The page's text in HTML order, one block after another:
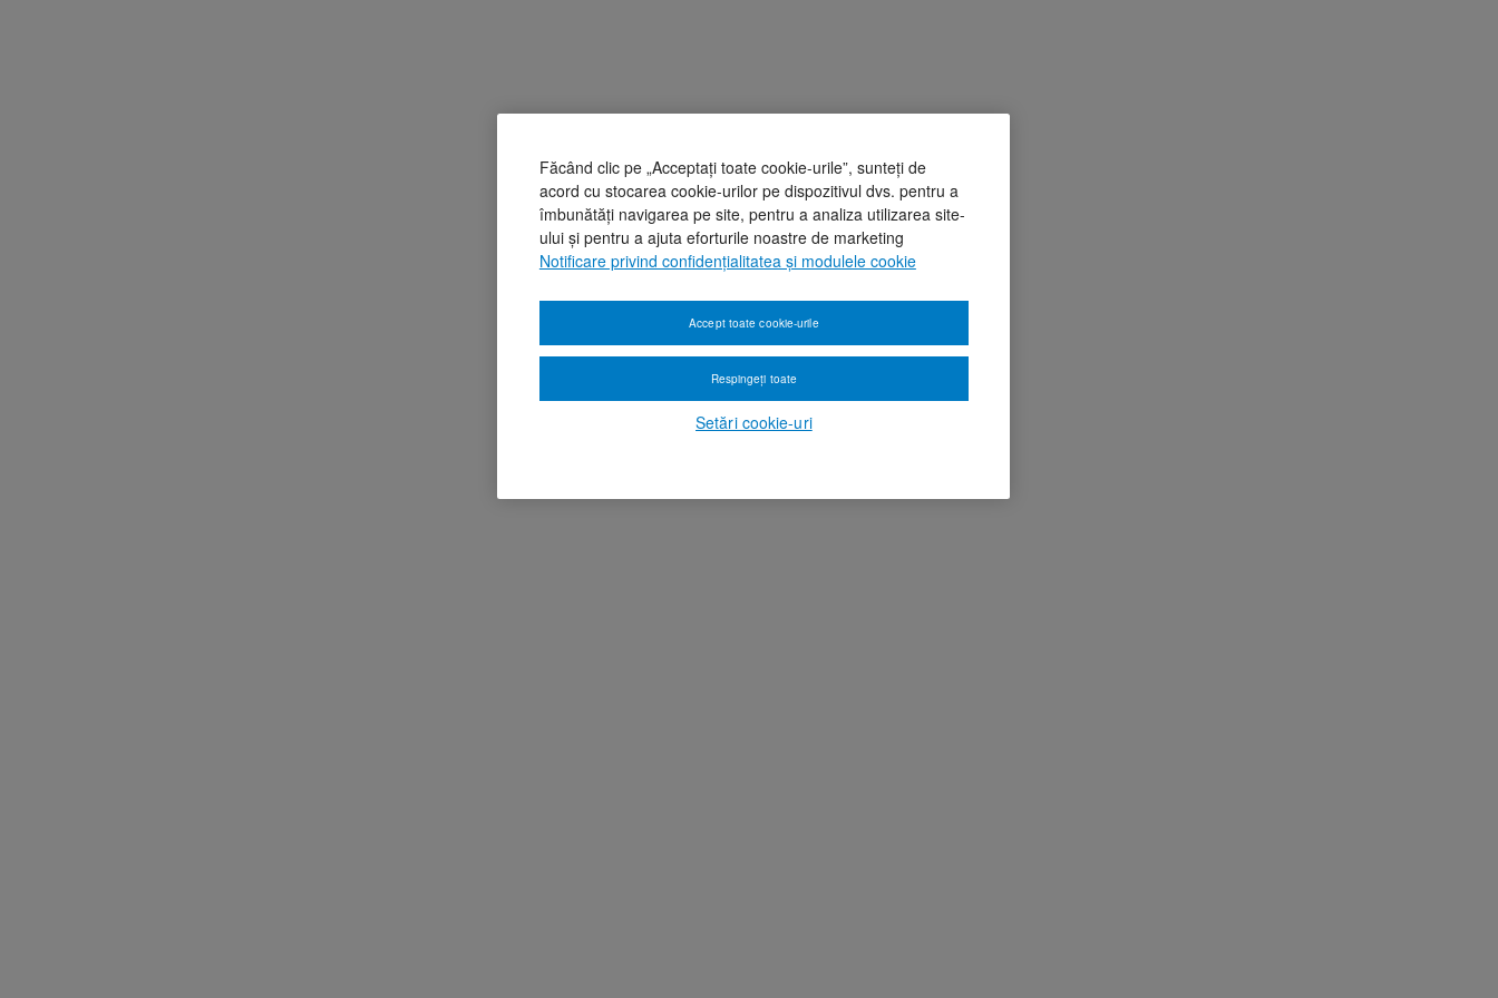
Făcând clic pe „Acceptați toate cookie-urile”, sunteți de
acord cu stocarea cookie-urilor pe dispozitivul dvs. pentru a
îmbunătăți navigarea pe site, pentru a analiza utilizarea site-
ului și pentru a ajuta eforturile noastre de marketing
Notificare privind confidențialitatea și modulele cookie
Setări cookie-uri
Respingeți toate
Accept toate cookie-urile